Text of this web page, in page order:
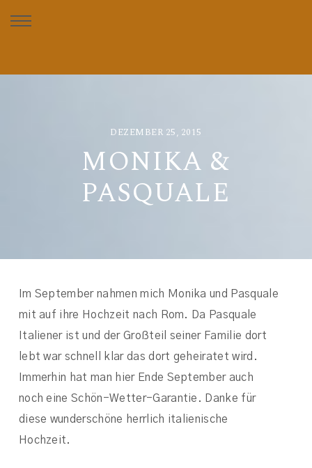
DEZEMBER 25, 2015
MONIKA &
PASQUALE
Im September nahmen mich Monika und Pasquale
mit auf ihre Hochzeit nach Rom. Da Pasquale
Italiener ist und der Großteil seiner Familie dort
lebt war schnell klar das dort geheiratet wird.
Immerhin hat man hier Ende September auch
noch eine Schön-Wetter-Garantie. Danke für
diese wunderschöne herrlich italienische
Hochzeit.